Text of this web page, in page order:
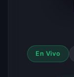
En Vivo